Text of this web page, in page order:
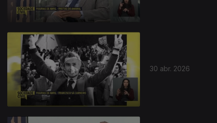
30 abr. 2026